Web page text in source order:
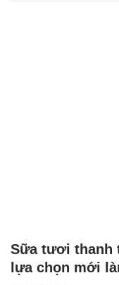
Sữa tươi thanh
lựa chọn mới